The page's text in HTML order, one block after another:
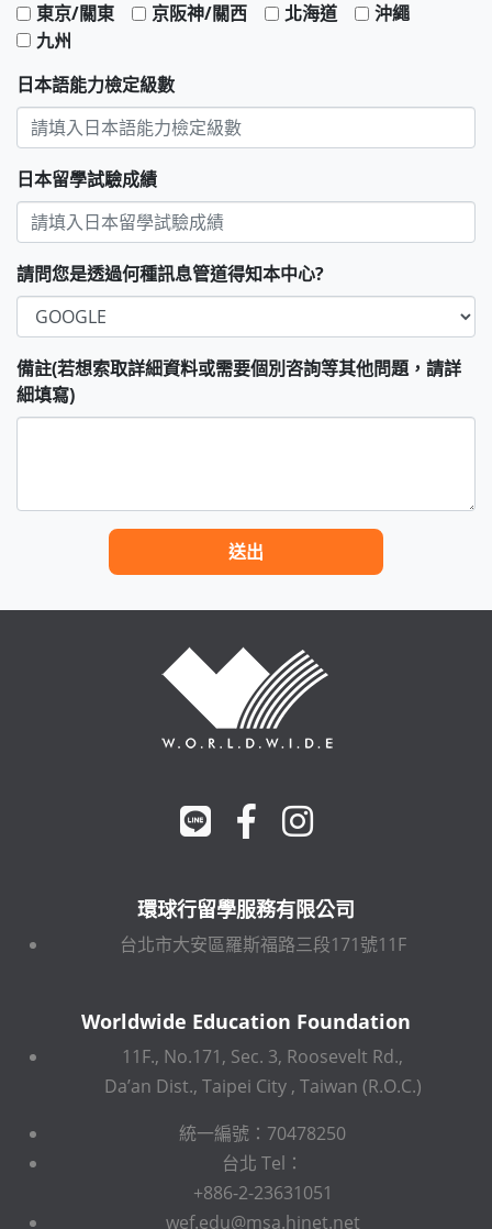
東京/關東
京阪神/關西 北海道
沖繩
九州
日本語能力檢定級數
日本留學試驗成績
請問您是透過何種訊息管道得知本中心?
備註(若想索取詳細資料或需要個別咨詢等其他問題，請詳
細填寫)
送出
環球行留學服務有限公司
台北市大安區羅斯福路三段171號11F
Worldwide Education Foundation
11F., No.171, Sec. 3, Roosevelt Rd.,
Da’an Dist., Taipei City , Taiwan (R.O.C.)
統一編號：70478250
台北 Tel：
+886-2-23631051
wef.edu@msa.hinet.net